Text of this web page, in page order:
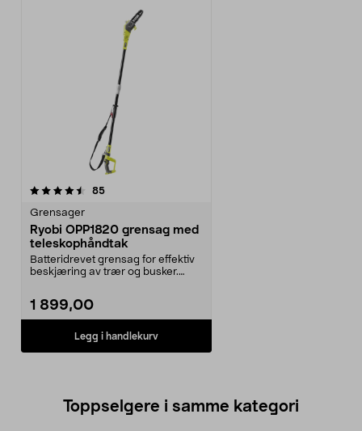
85anmeldelser
Grensager
Ryobi OPP1820 grensag med
teleskophåndtak
Batteridrevet grensag for effektiv
beskjæring av trær og busker.
1 899,00
Legg i handlekurv
Toppselgere i samme kategori